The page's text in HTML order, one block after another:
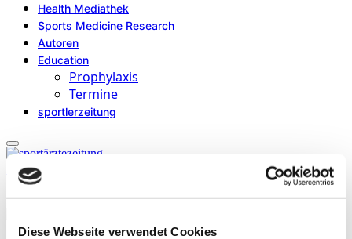
Diese Webseite verwendet Cookies
Health Mediathek
Sports Medicine Research
Autoren
Education
Prophylaxis
Termine
sportlerzeitung
Startseite